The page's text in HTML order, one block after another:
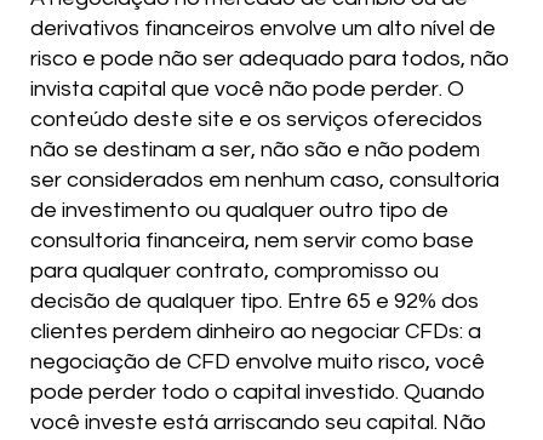
derivativos financeiros envolve um alto nível de
risco e pode não ser adequado para todos, não
invista capital que você não pode perder. O
conteúdo deste site e os serviços oferecidos
não se destinam a ser, não são e não podem
ser considerados em nenhum caso, consultoria
de investimento ou qualquer outro tipo de
consultoria financeira, nem servir como base
para qualquer contrato, compromisso ou
decisão de qualquer tipo. Entre 65 e 92% dos
clientes perdem dinheiro ao negociar CFDs: a
negociação de CFD envolve muito risco, você
pode perder todo o capital investido. Quando
você investe está arriscando seu capital. Não